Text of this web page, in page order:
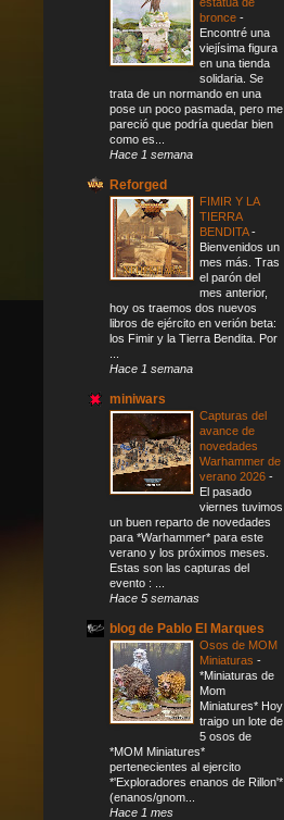
bronce -
Encontré una
viejísima figura
en una tienda
solidaria. Se
trata de un normando en una
pose un poco pasmada, pero me
pareció que podría quedar bien
como es...
Hace 1 semana
Reforged
FIMIR Y LA
TIERRA
BENDITA-
Bienvenidos un
mes más. Tras
el parón del
mes anterior,
hoy os traemos dos nuevos
libros de ejército en verión beta:
los Fimir y la Tierra Bendita. Por
Hace 1 semana
miniwars
Capturas del
avance de
novedades
Warhammer de
verano 2026 -
El pasado
viernes tuvimos
un buen reparto de novedades
para *Warhammer* para este
verano y los próximos meses.
Estas son las capturas del
evento : ...
Hace 5 semanas
blog de Pablo El Marques
Osos de MOM
Miniaturas -
*Miniaturas de
Mom
Miniatures* Hoy
traigo un lote de
5 osos de
*MOM Miniatures*
pertenecientes al ejercito
*'Exploradores enanos de Rillon'*
(enanos/gnom...
Hace 1 mes